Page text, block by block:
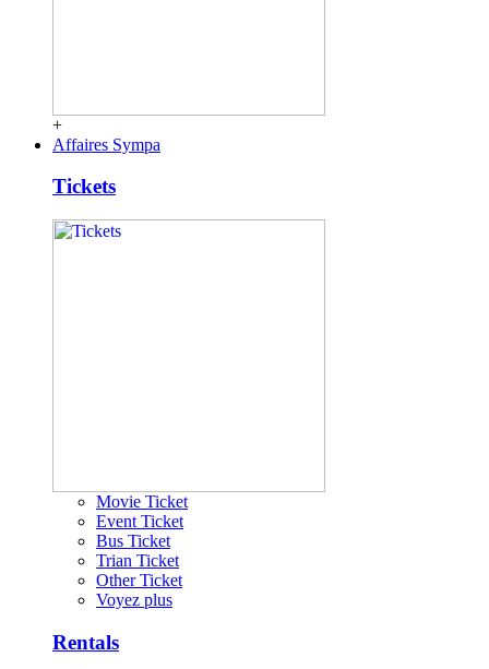
+
Affaires Sympa
Tickets
Movie Ticket
Event Ticket
Bus Ticket
Trian Ticket
Other Ticket
Voyez plus
Rentals